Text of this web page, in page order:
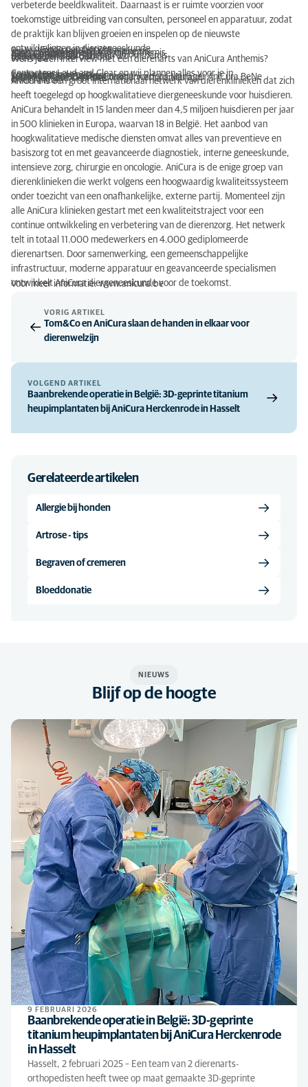
verbeterde beeldkwaliteit. Daarnaast is er ruimte voorzien voor
toekomstige uitbreiding van consulten, personeel en apparatuur, zodat
de praktijk kan blijven groeien en inspelen op de nieuwste
ontwikkelingen in diergeneeskunde.
---------- Einde persbericht ----------
Praktijkadressen AniCura Anthemis:
AniCura Dierenartsenpraktijk Anthemis
Vilvoordsesteenweg 183 B001
1850 Grimbergen
AniCura Dierenartsencentrum Anthemis
De Beughemlaan 34b
1880 Kapelle-op-den-Bos
Interview?
Wens je een interview met een dierenarts van AniCura Anthemis?
Contacteer Loud and Clear en wij plannen alles voor je in.
Contact voor de pers
Loud and Clear AniCura
Zoë Malfait Yvette Hoogerwerf
Junior Content Creator Communications Manager AniCura BeNe
T: 0471 57 86 50 yvette.hoogerwerf@anicura.nl
zoe@loud-and-clear.be
Over AniCura
AniCura is een groot internationaal netwerk van dierenklinieken dat zich
heeft toegelegd op hoogkwalitatieve diergeneeskunde voor huisdieren.
AniCura behandelt in 15 landen meer dan 4,5 miljoen huisdieren per jaar
in 500 klinieken in Europa, waarvan 18 in België. Het aanbod van
hoogkwalitatieve medische diensten omvat alles van preventieve en
basiszorg tot en met geavanceerde diagnostiek, interne geneeskunde,
intensieve zorg, chirurgie en oncologie. AniCura is de enige groep van
dierenklinieken die werkt volgens een hoogwaardig kwaliteitssysteem
onder toezicht van een onafhankelijke, externe partij. Momenteel zijn
alle AniCura klinieken gestart met een kwaliteitstraject voor een
continue ontwikkeling en verbetering van de dierenzorg. Het netwerk
telt in totaal 11.000 medewerkers en 4.000 gediplomeerde
dierenartsen. Door samenwerking, een gemeenschappelijke
infrastructuur, moderne apparatuur en geavanceerde specialismen
ontwikkelt AniCura diergeneeskunde voor de toekomst.
Voor meer informatie: www.anicura.be
VORIG ARTIKEL
Tom&Co en AniCura slaan de handen in elkaar voor
dierenwelzijn
VOLGEND ARTIKEL
Baanbrekende operatie in België: 3D-geprinte titanium
heupimplantaten bij AniCura Herckenrode in Hasselt
Gerelateerde artikelen
Allergie bij honden
Artrose - tips
Begraven of cremeren
Bloeddonatie
NIEUWS
Blijf op de hoogte
9 FEBRUARI 2026
Baanbrekende operatie in België: 3D-geprinte
titanium heupimplantaten bij AniCura Herckenrode
in Hasselt
Hasselt, 2 februari 2025 – Een team van 2 dierenarts-
orthopedisten heeft twee op maat gemaakte 3D-geprinte